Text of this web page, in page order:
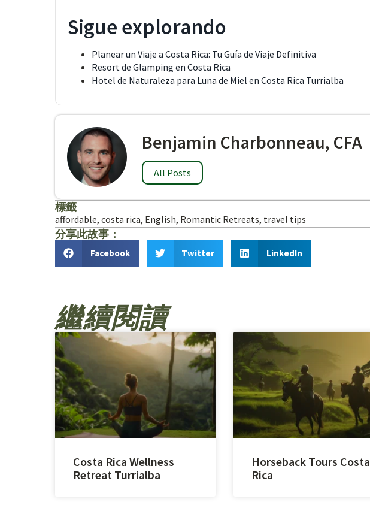
Sigue explorando
Planear un Viaje a Costa Rica: Tu Guía de Viaje Definitiva
Resort de Glamping en Costa Rica
Hotel de Naturaleza para Luna de Miel en Costa Rica Turrialba
Benjamin Charbonneau, CFA
All Posts
標籤
affordable, costa rica, English, Romantic Retreats, travel tips
分享此故事：
Facebook Twitter LinkedIn
繼續閱讀
Costa Rica Wellness
Retreat Turrialba
Horseback Tours Costa
Rica